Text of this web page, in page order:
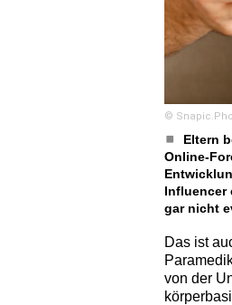
©
Eltern
Online-
Influencer
gar nicht
Das ist
von der